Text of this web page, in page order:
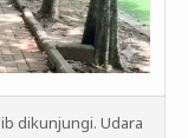
dikunjungi. Udara